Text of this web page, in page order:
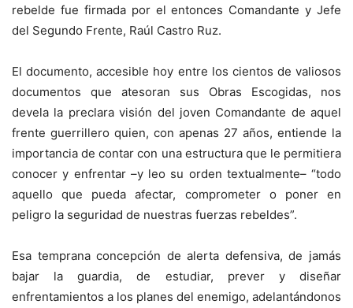
rebelde fue firmada por el entonces Comandante y Jefe
del Segundo Frente, Raúl Castro Ruz.
El documento, accesible hoy entre los cientos de valiosos
documentos que atesoran sus Obras Escogidas, nos
devela la preclara visión del joven Comandante de aquel
frente guerrillero quien, con apenas 27 años, entiende la
importancia de contar con una estructura que le permitiera
conocer y enfrentar –y leo su orden textualmente– “todo
aquello que pueda afectar, comprometer o poner en
peligro la seguridad de nuestras fuerzas rebeldes”.
Esa temprana concepción de alerta defensiva, de jamás
bajar la guardia, de estudiar, prever y diseñar
enfrentamientos a los planes del enemigo, adelantándonos